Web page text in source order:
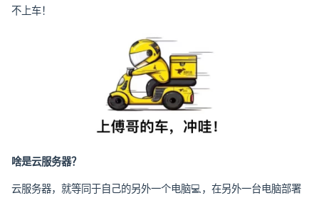
不上车！
啥是云服务器？
云服务器，就等同于自己的另外一个电脑💻，在另外一台电脑部署